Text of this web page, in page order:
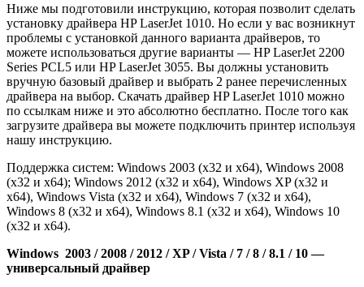
Ниже мы подготовили инструкцию, которая позволит сделать
установку драйвера HP LaserJet 1010. Но если у вас возникнут
проблемы с установкой данного варианта драйверов, то
можете использоваться другие варианты — HP LaserJet 2200
Series PCL5 или HP LaserJet 3055. Вы должны установить
вручную базовый драйвер и выбрать 2 ранее перечисленных
драйвера на выбор. Скачать драйвер HP LaserJet 1010 можно
по ссылкам ниже и это абсолютно бесплатно. После того как
загрузите драйвера вы можете подключить принтер используя
нашу инструкцию.
Поддержка систем: Windows 2003 (x32 и x64), Windows 2008
(x32 и x64); Windows 2012 (x32 и x64), Windows XP (x32 и
x64), Windows Vista (x32 и x64), Windows 7 (x32 и x64),
Windows 8 (x32 и x64), Windows 8.1 (x32 и x64), Windows 10
(x32 и x64).
Windows 2003 / 2008 / 2012 / XP / Vista / 7 / 8 / 8.1 / 10 —
универсальный драйвер